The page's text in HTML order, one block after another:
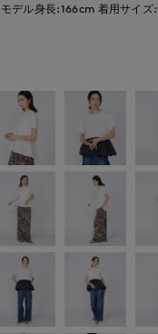
モデル身長:166cm 着用サイ